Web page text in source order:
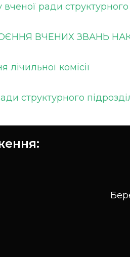
ради структурного
ВЧЕНИХ ЗВАНЬ
лічильної комісії
структурного